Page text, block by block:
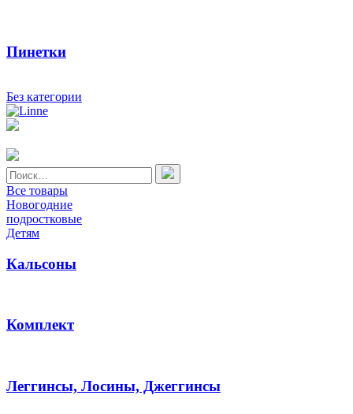
Пинетки
Без категории
Найти:
Все товары
Новогодние
подростковые
Детям
Кальсоны
Комплект
Леггинсы, Лосины, Джеггинсы